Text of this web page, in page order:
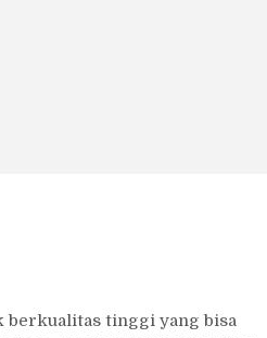
berkualitas tinggi yang bisa